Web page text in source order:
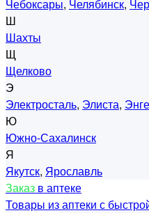
Чебоксары, Челябинск,
Ш
Шахты
Щ
Щелково
Э
Электросталь, Элиста,
Ю
Южно-Сахалинск
Я
Якутск, Ярославль
Заказ в аптеке
Товары из аптеки с